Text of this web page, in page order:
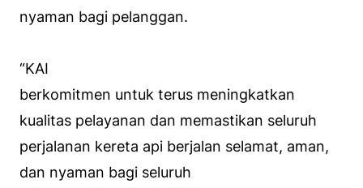
nyaman bagi pelanggan.
“KAI
berkomitmen untuk terus meningkatkan
kualitas pelayanan dan memastikan seluruh
perjalanan kereta api berjalan selamat, aman,
dan nyaman bagi seluruh